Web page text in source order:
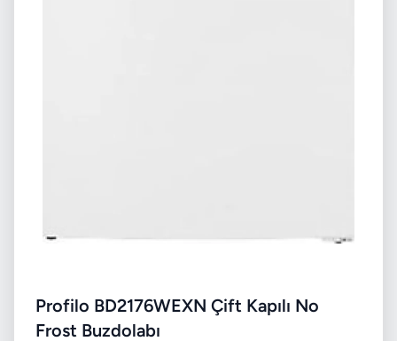
Profilo BD2176WEXN Çift Kapılı No
Frost Buzdolabı